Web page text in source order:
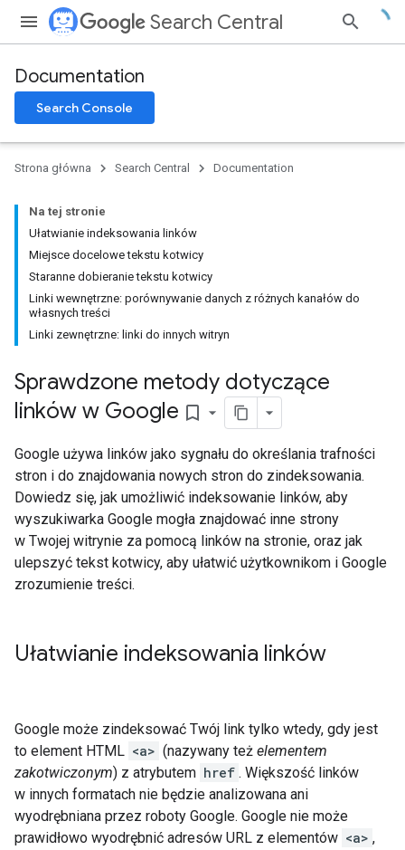
Search Central
Documentation
Search Console
Strona główna Search Central Documentation
Na tej stronie
Ułatwianie indeksowania linków
Miejsce docelowe tekstu kotwicy
Staranne dobieranie tekstu kotwicy
Linki wewnętrzne: porównywanie danych z różnych kanałów do
własnych treści
Linki zewnętrzne: linki do innych witryn
Sprawdzone metody dotyczące
linków w Google bookmark_border
Google używa linków jako sygnału do określania trafności
stron i do znajdowania nowych stron do zindeksowania.
Dowiedz się, jak umożliwić indeksowanie linków, aby
wyszukiwarka Google mogła znajdować inne strony
w Twojej witrynie za pomocą linków na stronie, oraz jak
ulepszyć tekst kotwicy, aby ułatwić użytkownikom i Google
zrozumienie treści.
Ułatwianie indeksowania linków
Google może zindeksować Twój link tylko wtedy, gdy jest
to element HTML <a> (nazywany też elementem
zakotwiczonym) z atrybutem href . Większość linków
w innych formatach nie będzie analizowana ani
wyodrębniana przez roboty Google. Google nie może
prawidłowo wyodrębnić adresów URL z elementów <a> ,